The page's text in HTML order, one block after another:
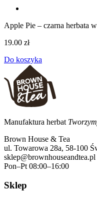
Apple Pie – czarna herbata
19.00 zł
Do koszyka
Manufaktura herbat
Brown House & Tea
ul. Towarowa 28a, 58-100
Pon–Pt 08:00–16:00
Sklep